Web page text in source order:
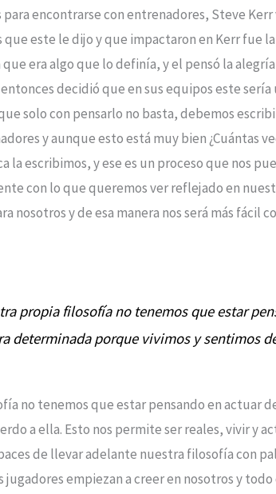
encontrarse con entrenadores, Steve
este le dijo y que impactaron en Kerr fue
era algo que lo definía, y el pensó la
decidió que en sus equipos este
solo con pensarlo no basta, debemos
y aunque esto está muy bien ¿Cuántas
escribimos, y ese es un proceso que nos
con lo que queremos ver reflejado en
nosotros y de esa manera nos será más fácil
propia filosofía no tenemos que estar
determinada porque vivimos y sentimos
no tenemos que estar pensando en actuar
a ella. Esto nos permite ser reales, vivir y
de llevar adelante nuestra filosofía con
empiezan a creer en nosotros y